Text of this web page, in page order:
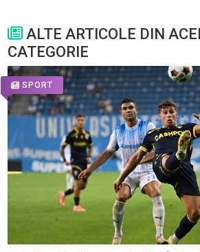
ALTE ARTICOLE DIN
CATEGORIE
SPORT